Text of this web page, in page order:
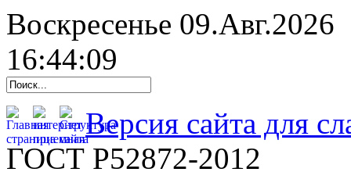
Воскресенье 09.Авг.2026
16:44:10
Версия сайта для
ГОСТ Р52872-2012